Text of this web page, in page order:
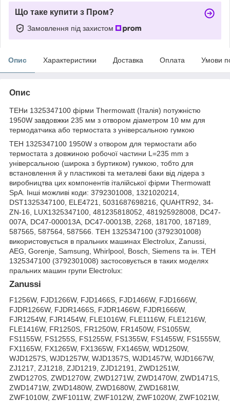
Що таке купити з Пром?
Замовлення під захистом
Опис Характеристики Доставка Оплата Умови
Опис
ТЕНи 1325347100 фірми Thermowatt (Італія) потужністю
1950W завдовжки 235 мм з отвором діаметром 10 мм для
термодатчика або термостата з універсальною гумкою
ТЕН 1325347100 1950W з отвором для термостати або
термостата з довжиною робочої частини L=235 mm з
універсальною (широка з буртиком) гумкою, тобто для
встановлення й у пластикові та металеві баки від лідера з
виробництва цих компонентів італійської фірми Thermowatt
SpA. Інші можливі коди: 3792301008, 1321020214,
DST1325347100, ELE4721, 5031687698216, QUAHTR92, 34-
ZN-16, LUX1325347100, 481235818052, 481925928008, DC47-
007A, DC47-000013A, DC47-00013B, 2268, 181700, 187189,
587565, 587564, 587566. ТЕН 1325347100 (3792301008)
використовується в пральних машинах Electrolux, Zanussi,
AEG, Gorenje, Samsung, Whirlpool, Bosch, Siemens та ін. ТЕН
1325347100 (3792301008) застосовується в таких моделях
пральних машин групи Electrolux:
Zanussi
F1256W, FJD1266W, FJD1466S, FJD1466W, FJD1666W,
FJDR1266W, FJDR1466S, FJDR1466W, FJDR1666W,
FJR1254W, FJR1454W, FLE1016W, FLE1116W, FLE1216W,
FLE1416W, FR1250S, FR1250W, FR1450W, FS1055W,
FS1155W, FS1255S, FS1255W, FS1355W, FS1455W, FS1555W,
FX1165W, FX1265W, FX1365W, FX1465W, WD1250W,
WJD1257S, WJD1257W, WJD1357S, WJD1457W, WJD1667W,
ZJ1217, ZJ1218, ZJD1219, ZJD12191, ZWD1251W,
ZWD1270S, ZWD1270W, ZWD1271W, ZWD1470W, ZWD1471S,
ZWD1471W, ZWD1480W, ZWD1680W, ZWD1681W,
ZWF1010W, ZWF1011W, ZWF1012W, ZWF1020W, ZWF1021W,